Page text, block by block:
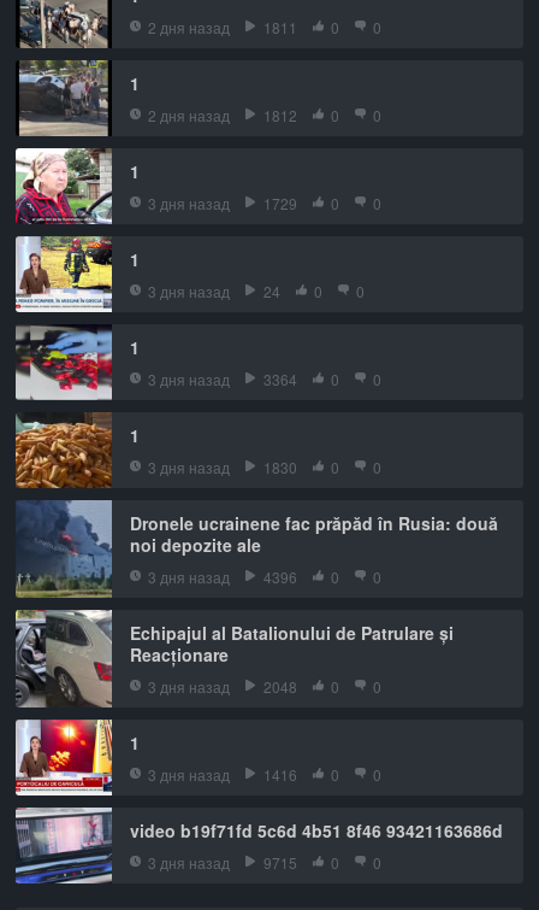
2 дня назад 1811 0 0
1
2 дня назад 1812 0 0
1
3 дня назад 1729 0 0
1
3 дня назад 24 0 0
1
3 дня назад 3364 0 0
1
3 дня назад 1830 0 0
Dronele ucrainene fac prăpăd în Rusia: două
noi depozite ale
3 дня назад 4396 0 0
Echipajul al Batalionului de Patrulare și
Reacționare
3 дня назад 2048 0 0
1
3 дня назад 1416 0 0
video b19f71fd 5c6d 4b51 8f46 93421163686d
3 дня назад 9715 0 0